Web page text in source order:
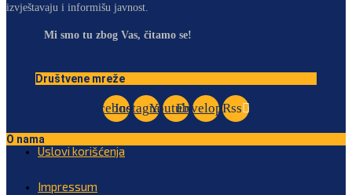
izvještavaju i informišu javnost.
Mi smo tu zbog Vas, čitamo se!
Društvene mreže
Facebook
InstagramYoutubeEnvelopeRss
O nama
Uslovi korišćenja
Impressum